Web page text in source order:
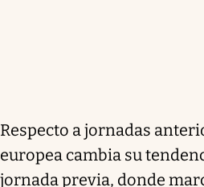
Respecto a jornadas
europea cambia su
jornada previa, donde